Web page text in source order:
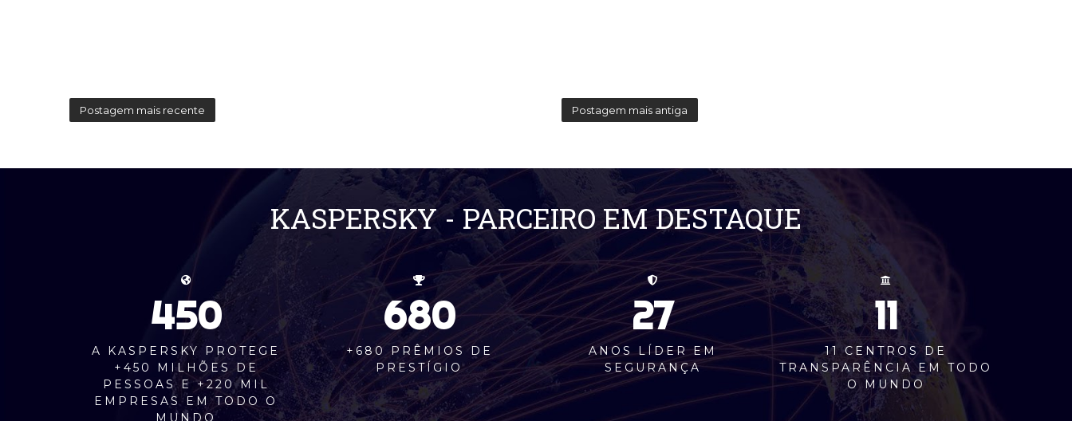
Postagem mais recente Postagem mais antiga
KASPERSKY - PARCEIRO EM DESTAQUE
450
A KASPERSKY PROTEGE
+450 MILHÕES DE
PESSOAS E +220 MIL
EMPRESAS EM TODO O
MUNDO
680
+680 PRÊMIOS DE
PRESTÍGIO
27
ANOS LÍDER EM
SEGURANÇA
11
11 CENTROS DE
TRANSPARÊNCIA EM TODO
O MUNDO